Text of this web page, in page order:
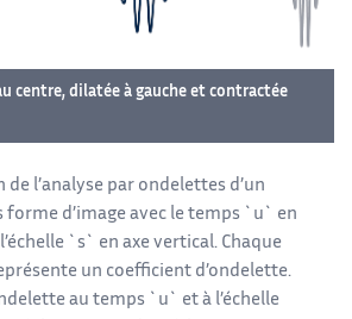
centre, dilatée à gauche et contractée
de l’analyse par ondelettes d’un
forme d’image avec le temps `u` en
`s` en axe vertical. Chaque
un coefficient d’ondelette.
au temps `u` et à l’échelle